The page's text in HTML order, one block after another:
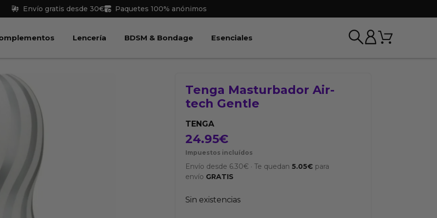
Envío gratis desde 30€ Paquetes 100% anónimos
Juguetes Abrir Complementos
Lencería Abrir Lencería
BDSM & Bondage Abrir BDSM & Bondage
Esenciales Carrito
Tenga Masturbador Air-
tech Gentle
TENGA
24.95€
Impuestos incluídos
Envío desde 6.30€ ·Te quedan5.05€ para
envío GRATIS
Sin existencias